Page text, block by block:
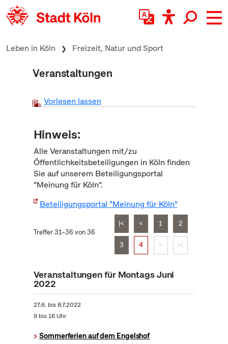
zum Inhalt springen
Leben in Köln Freizeit, Natur und Sport
Veranstaltungen
Vorlesen lassen
Hinweis:
Alle Veranstaltungen mit/zu
Öffentlichkeitsbeteiligungen in Köln finden
Sie auf unserem Beteiligungsportal
"Meinung für Köln".
Beteiligungsportal "Meinung für Köln"
Treffer 31–36 von 36
|< < 1 2
3 4 > >|
Veranstaltungen für Montags Juni
2022
27.6. bis8.7.2022
9 bis 16 Uhr
Sommerferien auf dem Engelshof